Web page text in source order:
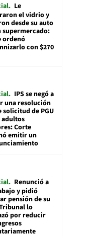
Le
el vidrio y
desde su auto
supermercado:
ordenó
con $270
IPS se negó a
una resolución
solicitud de PGU
adultos
Corte
emitir un
Renunció a
y pidió
pensión de su
lo
por reducir